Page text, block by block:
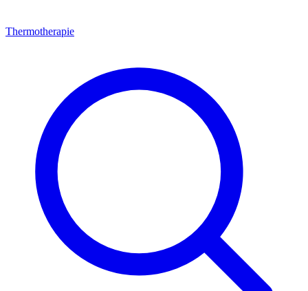
Thermotherapie